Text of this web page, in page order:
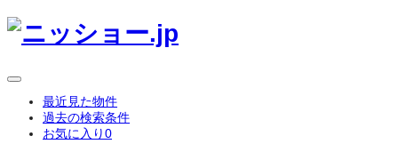
最近見た物件
過去の検索条件
お気に入り0